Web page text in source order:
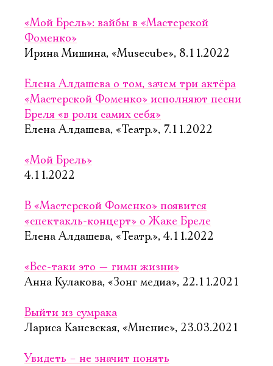
«Мой Брель»: вайбы в «Мастерской
Фоменко»
Ирина Мишина, «Musecube», 8.11.2022
Елена Алдашева о том, зачем три актёра
«Мастерской Фоменко» исполняют песни
Бреля «в роли самих себя»
Елена Алдашева, «Театр.», 7.11.2022
«Мой Брель»
4.11.2022
В «Мастерской Фоменко» появится
«спектакль-концерт» о Жаке Бреле
Елена Алдашева, «Театр.», 4.11.2022
«Все-таки это — гимн жизни»
Анна Кулакова, «Зонг медиа», 22.11.2021
Выйти из сумрака
Лариса Каневская, «Мнение», 23.03.2021
Увидеть – не значит понять